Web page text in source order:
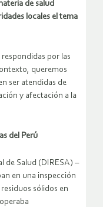
de salud
locales el tema
por las
queremos
ser atendidas de
y afectación a la
del Perú
de Salud (DIRESA) –
en una inspección
sólidos en